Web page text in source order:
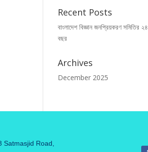
Recent Posts
বাংলাদেশ বিজ্ঞান জনপ্রিয়করণ সমিতির ২৪
বছর
Archives
December 2025
Road,